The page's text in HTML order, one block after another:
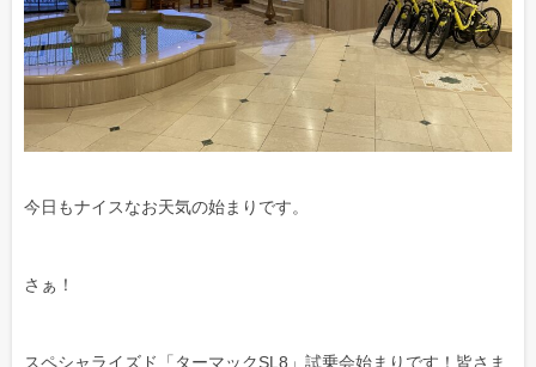
今日もナイスなお天気の始まりです。
さぁ！
スペシャライズド「ターマックSL8」試乗会始まりです！皆さま